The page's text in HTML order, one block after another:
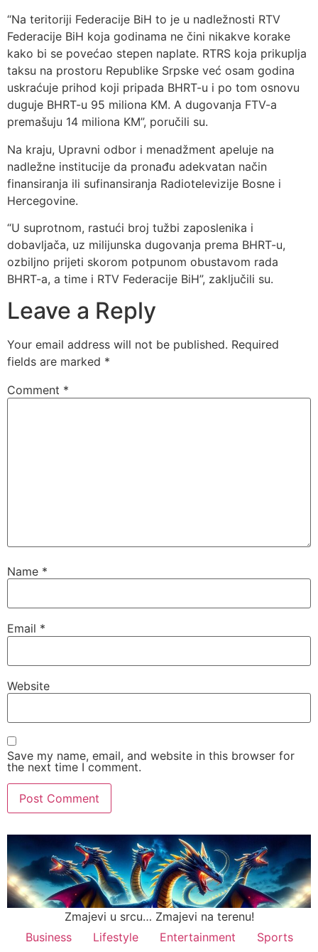
“Na teritoriji Federacije BiH to je u nadležnosti RTV
Federacije BiH koja godinama ne čini nikakve korake
kako bi se povećao stepen naplate. RTRS koja prikuplja
taksu na prostoru Republike Srpske već osam godina
uskraćuje prihod koji pripada BHRT-u i po tom osnovu
duguje BHRT-u 95 miliona KM. A dugovanja FTV-a
premašuju 14 miliona KM”, poručili su.
Na kraju, Upravni odbor i menadžment apeluje na
nadležne institucije da pronađu adekvatan način
finansiranja ili sufinansiranja Radiotelevizije Bosne i
Hercegovine.
“U suprotnom, rastući broj tužbi zaposlenika i
dobavljača, uz milijunska dugovanja prema BHRT-u,
ozbiljno prijeti skorom potpunom obustavom rada
BHRT-a, a time i RTV Federacije BiH”, zaključili su.
Leave a Reply
Your email address will not be published. Required
fields are marked *
Comment *
Name *
Email *
Website
Save my name, email, and website in this browser for
the next time I comment.
Zmajevi u srcu… Zmajevi na terenu!
Business
Lifestyle Entertainment Sports